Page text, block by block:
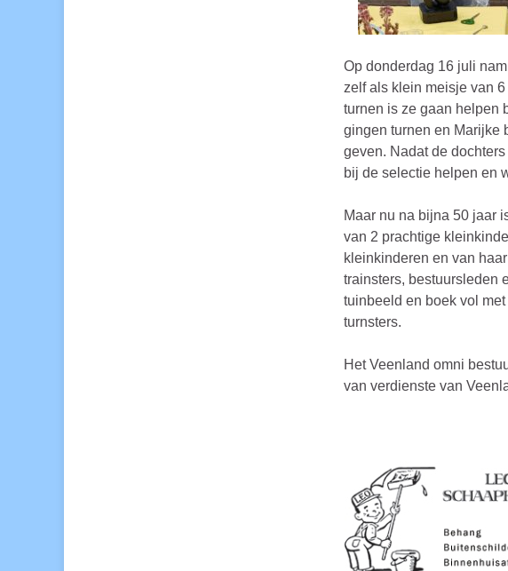
Op donderdag 16 juli
zelf als klein meisje van
turnen is ze gaan helpen
gingen turnen en Marijke
geven. Nadat de
bij de selectie helpen en
Maar nu na bijna 50 jaar
van 2 prachtige
kleinkinderen en van
trainsters, bestuursleden
tuinbeeld en boek vol
turnsters.
Het Veenland omni
van verdienste van